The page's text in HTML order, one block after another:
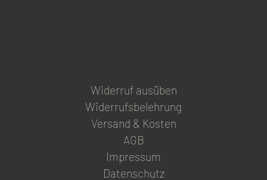
Widerruf ausüben
Widerrufsbelehrung
Versand & Kosten
AGB
Impressum
Datenschutz